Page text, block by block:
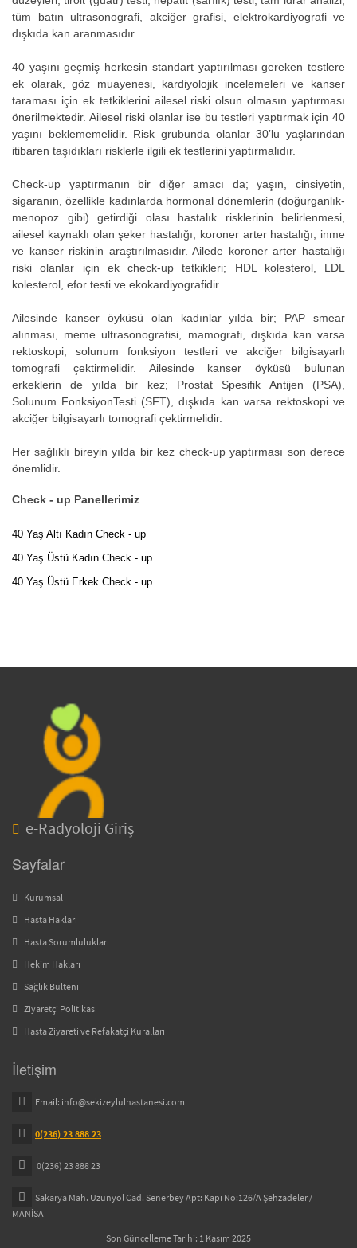
tüm batın ultrasonografi, akciğer grafisi, elektrokardiyografi ve
dışkıda kan aranmasıdır.
40 yaşını geçmiş herkesin standart yaptırılması gereken testlere
ek olarak, göz muayenesi, kardiyolojik incelemeleri ve kanser
taraması için ek tetkiklerini ailesel riski olsun olmasın yaptırması
önerilmektedir. Ailesel riski olanlar ise bu testleri yaptırmak için 40
yaşını beklememelidir. Risk grubunda olanlar 30’lu yaşlarından
itibaren taşıdıkları risklerle ilgili ek testlerini yaptırmalıdır.
Check-up yaptırmanın bir diğer amacı da; yaşın, cinsiyetin,
sigaranın, özellikle kadınlarda hormonal dönemlerin (doğurganlık-
menopoz gibi) getirdiği olası hastalık risklerinin belirlenmesi,
ailesel kaynaklı olan şeker hastalığı, koroner arter hastalığı, inme
ve kanser riskinin araştırılmasıdır. Ailede koroner arter hastalığı
riski olanlar için ek check-up tetkikleri; HDL kolesterol, LDL
kolesterol, efor testi ve ekokardiyografidir.
Ailesinde kanser öyküsü olan kadınlar yılda bir; PAP smear
alınması, meme ultrasonografisi, mamografi, dışkıda kan varsa
rektoskopi, solunum fonksiyon testleri ve akciğer bilgisayarlı
tomografi çektirmelidir. Ailesinde kanser öyküsü bulunan
erkeklerin de yılda bir kez; Prostat Spesifik Antijen (PSA),
Solunum FonksiyonTesti (SFT), dışkıda kan varsa rektoskopi ve
akciğer bilgisayarlı tomografi çektirmelidir.
Her sağlıklı bireyin yılda bir kez check-up yaptırması son derece
önemlidir.
Check - up Panellerimiz
40 Yaş Altı Kadın Check - up
40 Yaş Üstü Kadın Check - up
40 Yaş Üstü Erkek Check - up
e-Radyoloji Giriş
Sayfalar
Kurumsal
Hasta Hakları
Hasta Sorumlulukları
Hekim Hakları
Sağlık Bülteni
Ziyaretçi Politikası
Hasta Ziyareti ve Refakatçi Kuralları
İletişim
Email: info@sekizeylulhastanesi.com
0(236) 23 888 23
0(236) 23 888 23
Sakarya Mah. Uzunyol Cad. Senerbey Apt: Kapı No:126/A Şehzadeler /
MANİSA
Son Güncelleme Tarihi: 1 Kasım 2025